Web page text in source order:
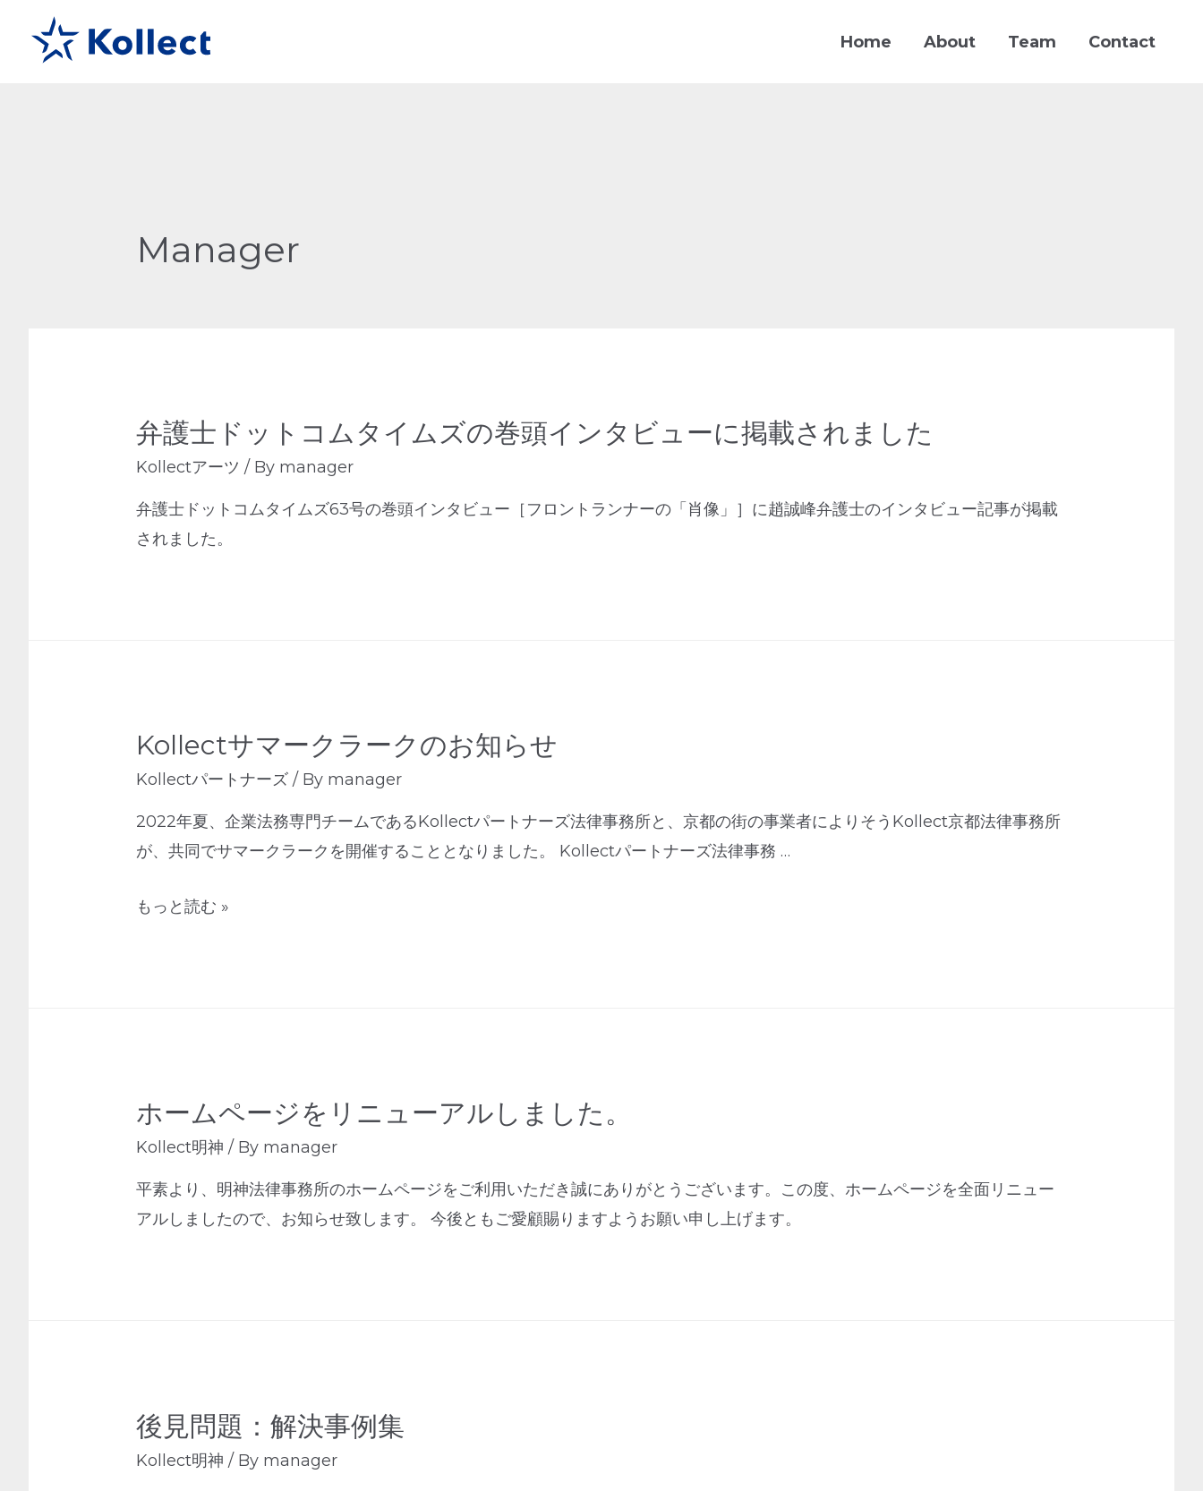
Home About Team Contact
Manager
弁護士ドットコムタイムズの巻頭インタビューに掲載されました
Kollectアーツ / By manager
弁護士ドットコムタイムズ63号の巻頭インタビュー［フロントランナーの「肖像」］に趙誠峰弁護士のインタビュー記事が掲載
されました。
Kollectサマークラークのお知らせ
Kollectパートナーズ / By manager
2022年夏、企業法務専門チームであるKollectパートナーズ法律事務所と、京都の街の事業者によりそうKollect京都法律事務所
が、共同でサマークラークを開催することとなりました。 Kollectパートナーズ法律事務 …
もっと読む »
ホームページをリニューアルしました。
Kollect明神 / By manager
平素より、明神法律事務所のホームページをご利用いただき誠にありがとうございます。この度、ホームページを全面リニュー
アルしましたので、お知らせ致します。 今後ともご愛顧賜りますようお願い申し上げます。
後見問題：解決事例集
Kollect明神 / By manager